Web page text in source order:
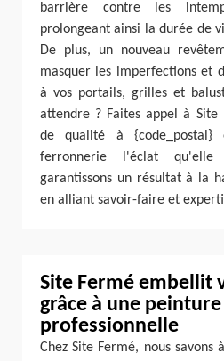
barrière contre les
prolongeant ainsi la durée de
De plus, un nouveau
masquer les imperfections et
à vos portails, grilles et
attendre ? Faites appel à Site
de qualité à
ferronnerie l'éclat
garantissons un résultat à la
en alliant savoir-faire et
Site Fermé embellit
grâce à une peinture
professionnelle
Chez Site Fermé, nous